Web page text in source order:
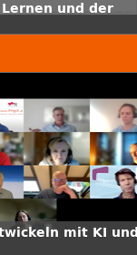
Lernen und der
mit KI und